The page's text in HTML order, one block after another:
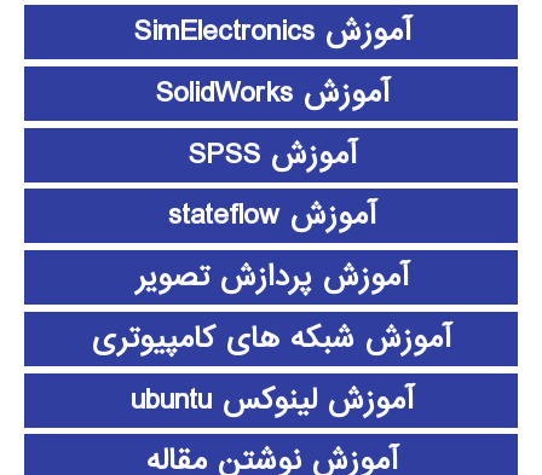
آموزش SimElectronics
آموزش SolidWorks
آموزش SPSS
آموزش stateflow
آموزش پردازش تصویر
آموزش شبکه های کامپیوتری
آموزش لینوکس ubuntu
آموزش نوشتن مقاله